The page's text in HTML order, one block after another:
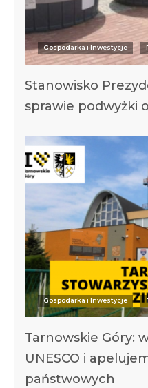
Gospodarka i Inwestycje
Stanowisko
sprawie podwyżki
Gospodarka i Inwestycje
Tarnowskie Góry:
UNESCO i
państwowych